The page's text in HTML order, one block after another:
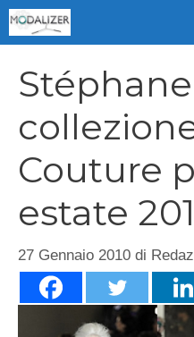
Vai
al
Couture
estate
27 Gennaio 2010 di